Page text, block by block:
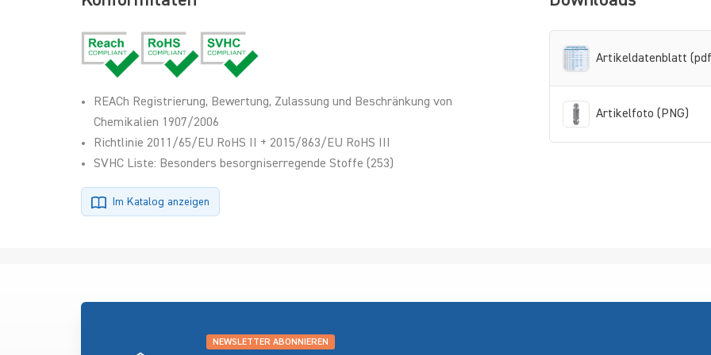
REACh Registrierung, Bewertung, Zulassung und Beschränkung von
Chemikalien 1907/2006
Richtlinie 2011/65/EU RoHS II + 2015/863/EU RoHS III
SVHC Liste: Besonders besorgniserregende Stoffe (253)
Im Katalog anzeigen
Artikeldatenblatt
Artikelfoto (PNG)
NEWSLETTER ABONNIEREN